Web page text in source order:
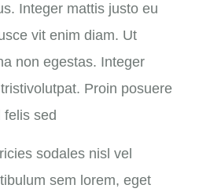
Integer mattis justo eu
vit enim diam. Ut
non egestas. Integer
Proin posuere
sed
sodales nisl vel
sem lorem, eget